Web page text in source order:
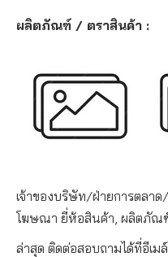
ผลิตภัณฑ์ / ตราสินค้า :
เจ้าของบริษัท/ฝ่ายการตลา
โฆษณา ยี่ห้อสินค้า, ผลิตภัณ
ล่าสุด ติดต่อสอบถามได้ที่อีเมล์